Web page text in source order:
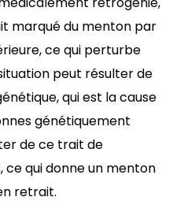
marqué du menton par
ce qui perturbe
peut résulter de
qui est la cause
génétiquement
de ce trait de
qui donne un menton
retrait.